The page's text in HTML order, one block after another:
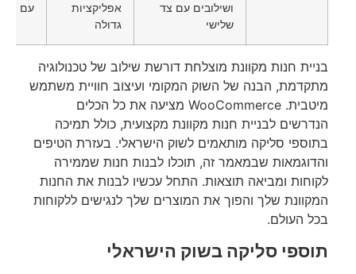
ושילובים עם צד
שלישי
אפליקציות
גדולה
עם צד
בניית חנות מקוונת מוצלחת דורשת שילוב של טכנולוגיה
מתקדמת, הבנה של השוק המקומי ועיצוב חוויית משתמש
מיטבית. WooCommerce מציעה את כל הכלים
הנדרשים לבניית חנות מקוונת מקצועית, כולל תמיכה
בתוספי סליקה מותאמים לשוק הישראלי. בעזרת הטיפים
והדוגמאות שבמאמר זה, תוכלו לבנות חנות שממירה
לקוחות ומביאה תוצאות. התחל עכשיו לבנות את החנות
המקוונת שלך והפוך את המוצרים שלך לנגישים ללקוחות
בכל העולם.
תוספי סליקה בשוק הישראלי